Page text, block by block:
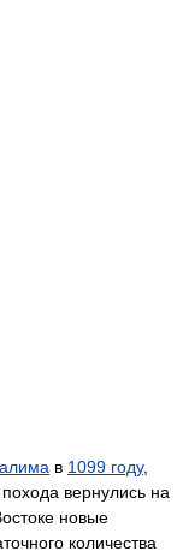
в 1099 году,
вернулись на
новые
количества